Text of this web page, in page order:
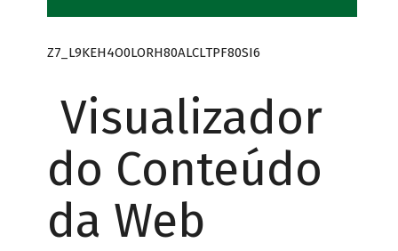
Z7_L9KEH4O0LORH80ALCLTPF80SI6
Visualizador
do Conteúdo
da Web